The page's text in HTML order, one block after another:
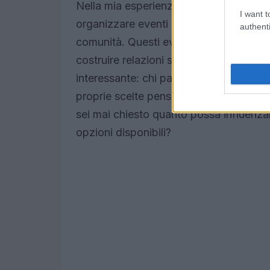
I want
Nella mia esperienza in Google, ho
organizzare eventi informativi per
comunità. Questi eventi non solo
costruire relazioni significative tra i
interessante: chi partecipa a eventi
proprie scelte pensionistiche, il che
sei mai chiesto quanto possa
opzioni disponibili?